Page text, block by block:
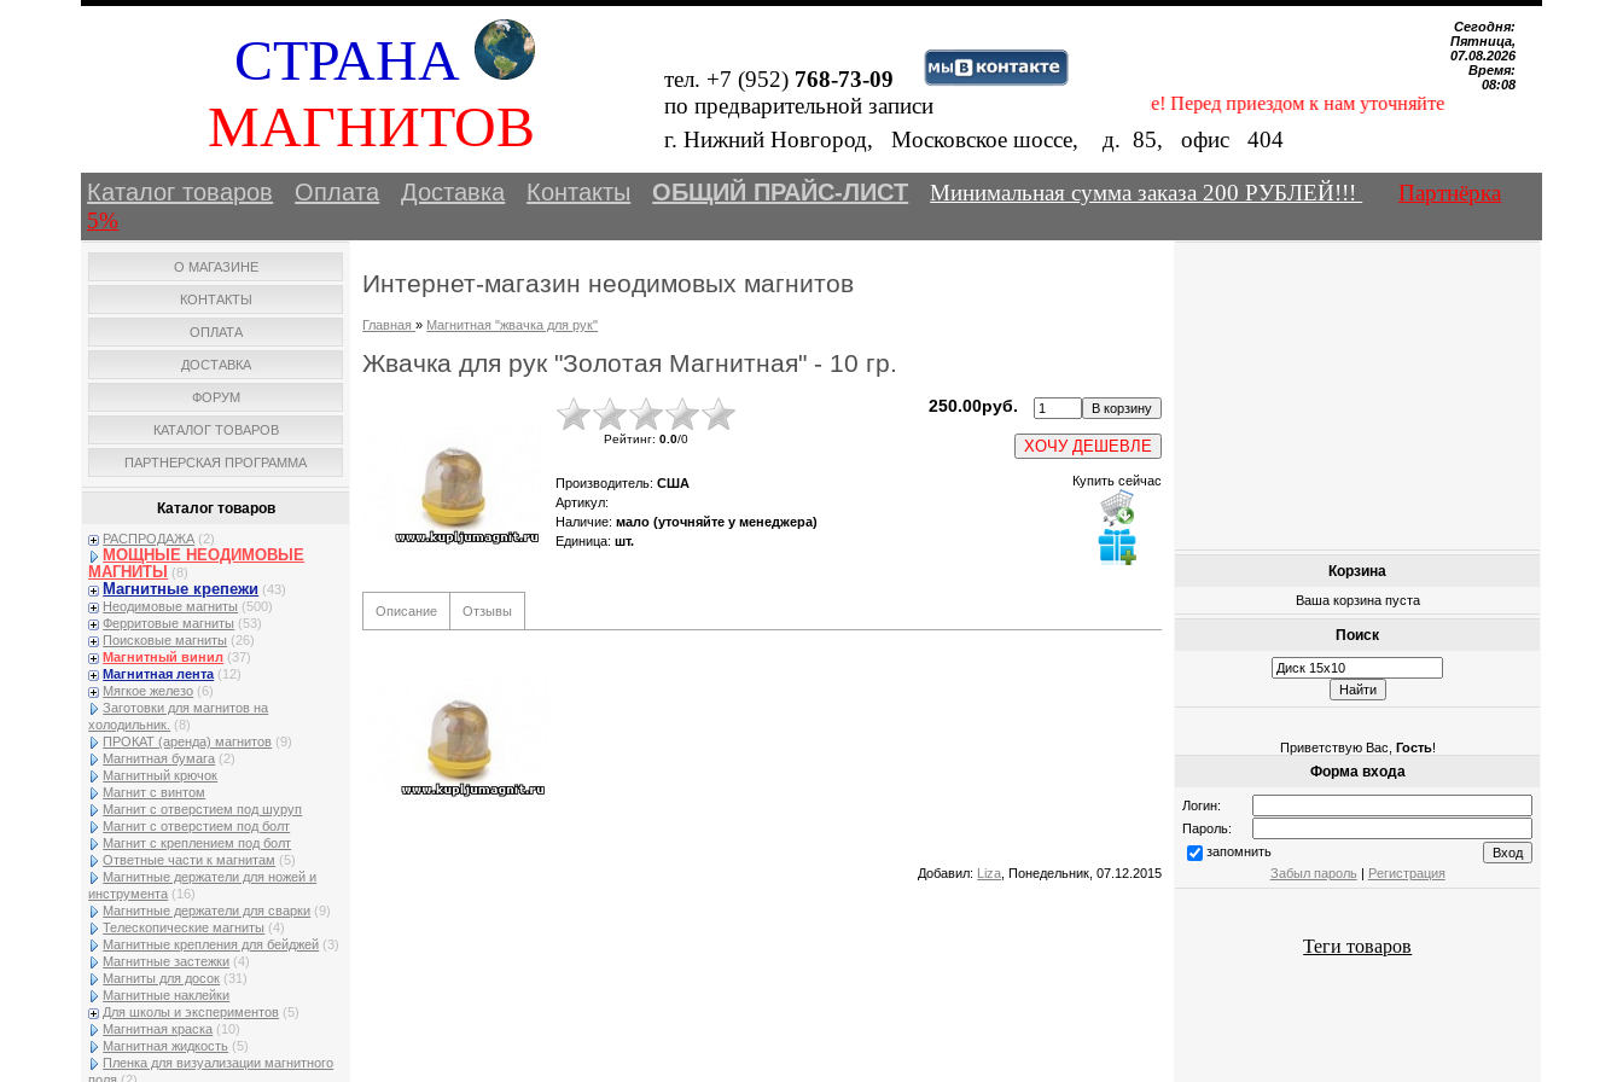
СТРАНА
МАГНИТОВ
тел. +7 (952) 768-73-09
по предварительной записи
Внимание! Перед приездом к нам уточняйте наличие нужных Вам
Сегодня:
Пятница,
07.08.2026
Время:
08:08
г. Нижний Новгород, Московское шоссе, д.85, офис404
Каталог товаров Оплата Доставка Контакты ОБЩИЙ ПРАЙС-ЛИСТ Минимальная сумма заказа 200 РУБЛЕЙ!!!
Партнёрка
5%
О МАГАЗИНЕ
КОНТАКТЫ
ОПЛАТА
ДОСТАВКА
ФОРУМ
КАТАЛОГ ТОВАРОВ
ПАРТНЕРСКАЯ ПРОГРАММА
Каталог товаров
РАСПРОДАЖА (2)
МОЩНЫЕ НЕОДИМОВЫЕ
МАГНИТЫ
(8)
Магнитные крепежи (43)
Неодимовые магниты (500)
Ферритовые магниты (53)
Поисковые магниты (26)
Магнитный винил (37)
Магнитная лента (12)
Мягкое железо (6)
Заготовки для магнитов на
холодильник. (8)
ПРОКАТ (аренда) магнитов (9)
Магнитная бумага (2)
Магнитный крючок
Магнит с винтом
Магнит с отверстием под шуруп
Магнит с отверстием под болт
Магнит с креплением под болт
Ответные части к магнитам (5)
Магнитные держатели для ножей и
инструмента (16)
Магнитные держатели для сварки (9)
Телескопические магниты (4)
Магнитные крепления для бейджей (3)
Магнитные застежки (4)
Магниты для досок (31)
Магнитные наклейки
Для школы и экспериментов (5)
Магнитная краска (10)
Магнитная жидкость (5)
Пленка для визуализации магнитного
Интернет-магазин неодимовых магнитов
Главная » Магнитная "жвачка для рук"
Жвачка для рук "Золотая Магнитная" - 10 гр.
Рейтинг:0.0/0
250.00руб.
ХОЧУ ДЕШЕВЛЕ
Производитель: США
Артикул:
Наличие: мало (уточняйте у менеджера)
Единица: шт.
Купить сейчас
Описание Отзывы
Добавил: Liza , Понедельник, 07.12.2015
Корзина
Ваша корзина пуста
Поиск
Приветствую Вас Гость!
Форма входа
Логин:
Пароль:
запомнить
Забыл пароль | Регистрация
Теги товаров